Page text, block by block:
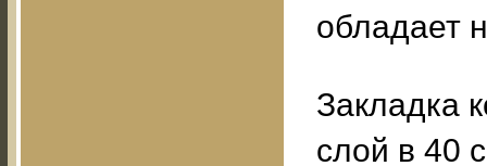
обладает
Закладка
слой в 40